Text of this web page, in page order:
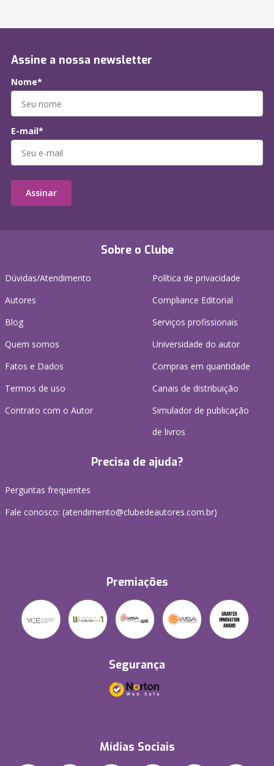
Sobre o Clube
Dúvidas/Atendimento
Autores
Blog
Quem somos
Fatos e Dados
Termos de uso
Contrato com o Autor
Política de privacidade
Compliance Editorial
Serviços profissionais
Universidade do autor
Compras em quantidade
Canais de distribuição
Simulador de publicação
de livros
Precisa de ajuda?
Perguntas frequentes
Fale conosco: (atendimento@clubedeautores.com.br)
Premiações
Segurança
Mídias Sociais
Assine a nossa newsletter
Nome*
E-mail*
Assinar